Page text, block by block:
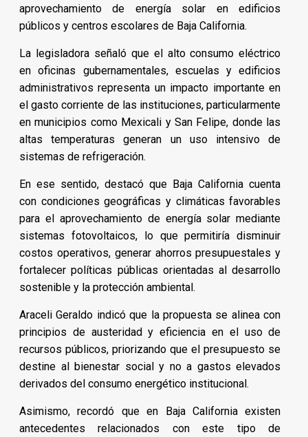
aprovechamiento de energía solar en edificios
públicos y centros escolares de Baja California.
La legisladora señaló que el alto consumo eléctrico
en oficinas gubernamentales, escuelas y edificios
administrativos representa un impacto importante en
el gasto corriente de las instituciones, particularmente
en municipios como Mexicali y San Felipe, donde las
altas temperaturas generan un uso intensivo de
sistemas de refrigeración.
En ese sentido, destacó que Baja California cuenta
con condiciones geográficas y climáticas favorables
para el aprovechamiento de energía solar mediante
sistemas fotovoltaicos, lo que permitiría disminuir
costos operativos, generar ahorros presupuestales y
fortalecer políticas públicas orientadas al desarrollo
sostenible y la protección ambiental.
Araceli Geraldo indicó que la propuesta se alinea con
principios de austeridad y eficiencia en el uso de
recursos públicos, priorizando que el presupuesto se
destine al bienestar social y no a gastos elevados
derivados del consumo energético institucional.
Asimismo, recordó que en Baja California existen
antecedentes relacionados con este tipo de